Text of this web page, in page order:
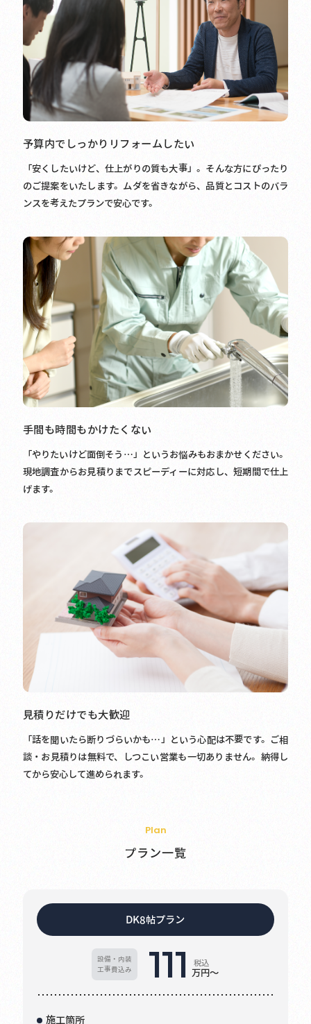
予算内でしっかりリフォームしたい
「安くしたいけど、仕上がりの質も大事」。そんな方にぴったり
のご提案をいたします。ムダを省きながら、品質とコストのバラ
ンスを考えたプランで安心です。
手間も時間もかけたくない
「やりたいけど面倒そう…」というお悩みもおまかせください。
現地調査からお見積りまでスピーディーに対応し、短期間で仕上
げます。
見積りだけでも大歓迎
「話を聞いたら断りづらいかも…」という心配は不要です。ご相
談・お見積りは無料で、しつこい営業も一切ありません。納得し
てから安心して進められます。
Plan
プラン一覧
DK8帖プラン
設備・内装
工事費込み
111 税込
万円～
施工箇所